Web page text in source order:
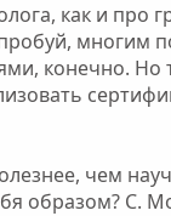
как и про
многим
конечно. Но
чем
образом? С.